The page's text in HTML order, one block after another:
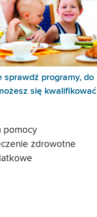
sprawdź programy, do
się kwalifikować
pomocy
zdrowotne